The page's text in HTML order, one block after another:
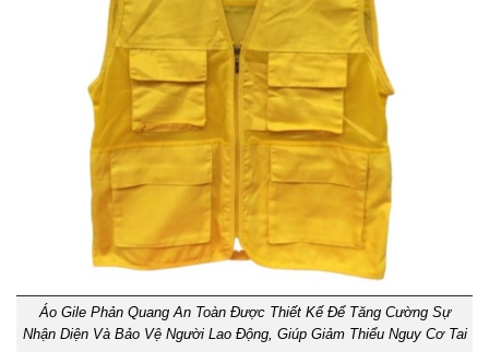
Áo Gile Phản Quang An Toàn Được Thiết Kế Để Tăng Cường Sự
Nhận Diện Và Bảo Vệ Người Lao Động, Giúp Giảm Thiểu Nguy Cơ Tai